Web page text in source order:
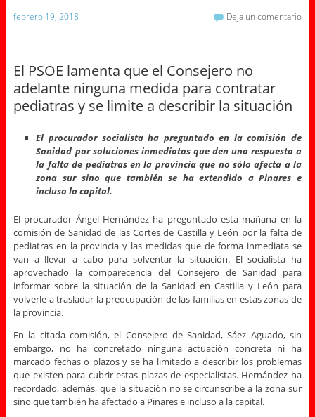
febrero 19, 2018 Deja un comentario
El PSOE lamenta que el Consejero no
adelante ninguna medida para contratar
pediatras y se limite a describir la situación
El procurador socialista ha preguntado en la comisión de
Sanidad por soluciones inmediatas que den una respuesta a
la falta de pediatras en la provincia que no sólo afecta a la
zona sur sino que también se ha extendido a Pinares e
incluso la capital.
El procurador Ángel Hernández ha preguntado esta mañana en la
comisión de Sanidad de las Cortes de Castilla y León por la falta de
pediatras en la provincia y las medidas que de forma inmediata se
van a llevar a cabo para solventar la situación. El socialista ha
aprovechado la comparecencia del Consejero de Sanidad para
informar sobre la situación de la Sanidad en Castilla y León para
volverle a trasladar la preocupación de las familias en estas zonas de
la provincia.
En la citada comisión, el Consejero de Sanidad, Sáez Aguado, sin
embargo, no ha concretado ninguna actuación concreta ni ha
marcado fechas o plazos y se ha limitado a describir los problemas
que existen para cubrir estas plazas de especialistas. Hernández ha
recordado, además, que la situación no se circunscribe a la zona sur
sino que también ha afectado a Pinares e incluso a la capital.